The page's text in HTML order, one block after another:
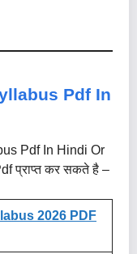
Pdf In
Pdf In Hindi Or
प्राप्त कर सकते है –
2026 PDF